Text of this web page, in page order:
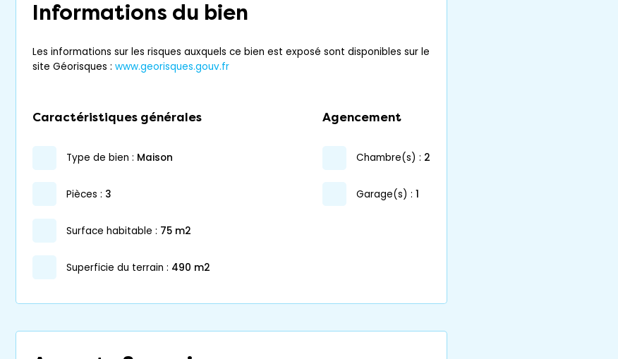
Informations du bien
Les informations sur les risques auxquels ce bien est exposé sont disponibles sur le
site Géorisques : www.georisques.gouv.fr
Caractéristiques générales
type de bien : maison
pièces : 3
surface habitable : 75 m2
superficie du terrain : 490 m2
Agencement
chambre(s) : 2
garage(s) : 1